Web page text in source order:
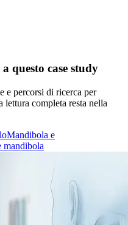
questo case study
e percorsi di ricerca per
completa resta nella
Mandibola e
mandibola